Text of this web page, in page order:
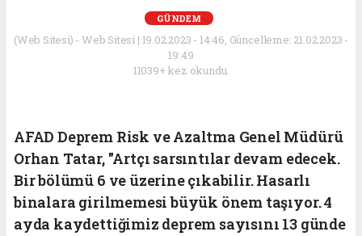
GÜNDEM
(Web Sitesi) - Web Sitesi | 19.02.2023 - 14:46, Güncelleme: 21.02.2023 -
19:49
11039+ kez okundu.
AFAD Deprem Risk ve Azaltma Genel Müdürü
Orhan Tatar, "Artçı sarsıntılar devam edecek.
Bir bölümü 6 ve üzerine çıkabilir. Hasarlı
binalara girilmemesi büyük önem taşıyor. 4
ayda kaydettiğimiz deprem sayısını 13 günde